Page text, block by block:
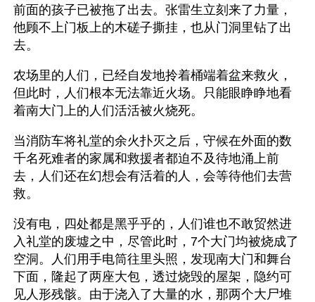
前面的孩子已被拖了出去。张雷生立刻来了力量，
他顾不上门板上的木磋子撕挂，也从门洞里钻了出
去。
农场里的人们，已经自发地拎着桶端着盆来救火，
但此时，人们根本无法靠近火场。只能眼睁睁地看
着南大门上的人们活活被火烧死。
当消防车将礼堂的余火扑灭之后，守候在外面的数
千名死难者的家属和救援者都迫不及待地涌上前
去，人们还在幻想会有活着的人，会等待他们去营
救。
没有电，四处都是黑乎乎的，人们谁也不敢贸然进
入礼堂的废墟之中，尽管此时，7个大门均被烧成了
空洞。人们用手电筒往里头照，发现南大门和舞台
下面，隆起了两座大包，透过烧毁的屋架，隐约可
见人形残骸。由于浇入了大量的水，那两个大尸堆